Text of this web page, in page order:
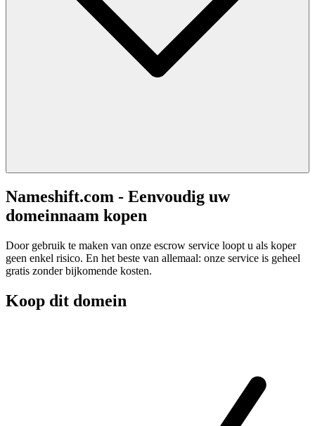
Nameshift.com - Eenvoudig uw
domeinnaam kopen
Door gebruik te maken van onze escrow service loopt u als koper
geen enkel risico. En het beste van allemaal: onze service is geheel
gratis zonder bijkomende kosten.
Koop dit domein